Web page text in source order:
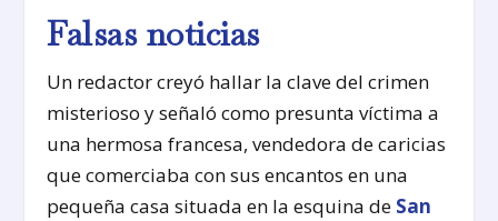
Falsas noticias
Un redactor creyó hallar la clave del crimen
misterioso y señaló como presunta víctima a
una hermosa francesa, vendedora de caricias
que comerciaba con sus encantos en una
pequeña casa situada en la esquina de San